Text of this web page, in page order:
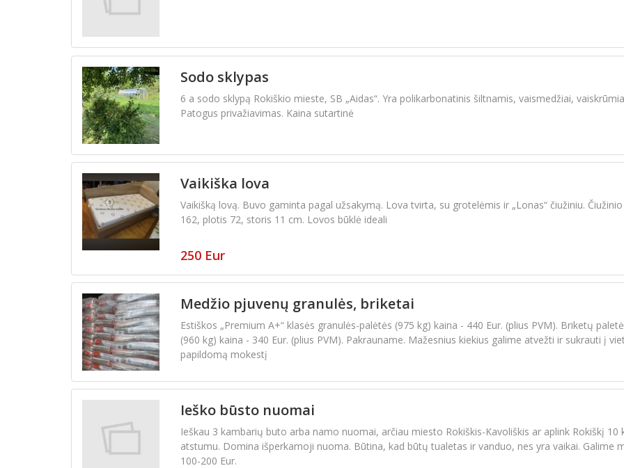
Sodo sklypas
6 a sodo sklypą Rokiškio mieste, SB „Aidas“. Yra polikarbonatinis šiltnamis, vaismedžiai,
Patogus privažiavimas. Kaina sutartinė
Vaikiška lova
Vaikišką lovą. Buvo gaminta pagal užsakymą. Lova tvirta, su grotelėmis ir „Lonas“ čiužiniu. Čiužinio
162, plotis 72, storis 11 cm. Lovos būklė ideali
250 Eur
Medžio pjuvenų granulės, briketai
Estiškos „Premium A+“ klasės granulės-palėtės (975 kg) kaina - 440 Eur. (plius PVM). Briketų
(960 kg) kaina - 340 Eur. (plius PVM). Pakrauname. Mažesnius kiekius galime atvežti ir sukrauti į
papildomą mokestį
Ieško būsto nuomai
Ieškau 3 kambarių buto arba namo nuomai, arčiau miesto Rokiškis-Kavoliškis ar aplink Rokiškį 10
atstumu. Domina išperkamoji nuoma. Būtina, kad būtų tualetas ir vanduo, nes yra vaikai. Galime
100-200 Eur.